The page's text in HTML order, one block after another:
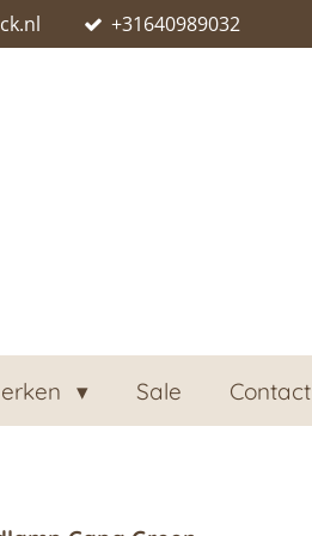
+31640989032
Sale Contact